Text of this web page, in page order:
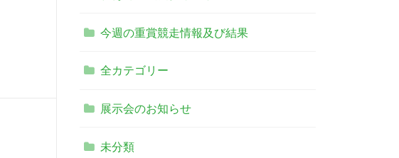
今週の重賞競走情報及び結果
全カテゴリー
展示会のお知らせ
未分類